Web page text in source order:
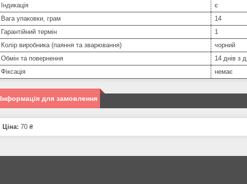
Індикація
є
Вага упаковки, грам
14
Гарантійний термін
1
Колір виробника (паяння та зварювання)
чорний
Обмін та повернення
14 днів з
Фіксація
немає
Інформація для замовлення
Ціна: 70 ₴